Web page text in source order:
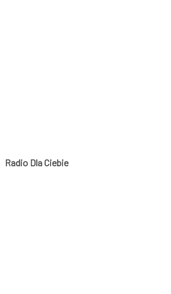
Radio Dla Ciebie